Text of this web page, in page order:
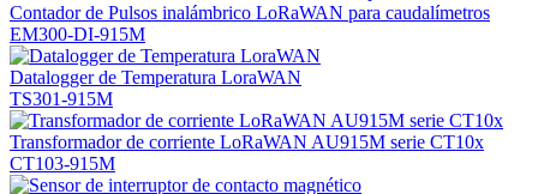
Contador de Pulsos inalámbrico LoRaWAN para caudalímetros
EM300-DI-915M
Datalogger de Temperatura LoraWAN
TS301-915M
Transformador de corriente LoRaWAN AU915M serie CT10x
CT103-915M